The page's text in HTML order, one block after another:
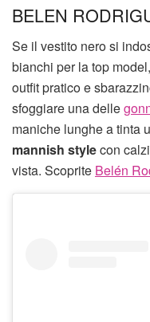
BELEN
Se il vestito nero si
bianchi per la top
outfit pratico e
sfoggiare una delle
maniche lunghe a tinta
mannish stylecon
vista. Scoprite Belén